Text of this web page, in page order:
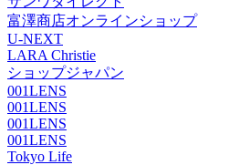
富澤商店オンラインショップ
U-NEXT
LARA Christie
ショップジャパン
001LENS
001LENS
001LENS
001LENS
Tokyo Life